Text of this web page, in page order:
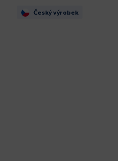
Český výrobek